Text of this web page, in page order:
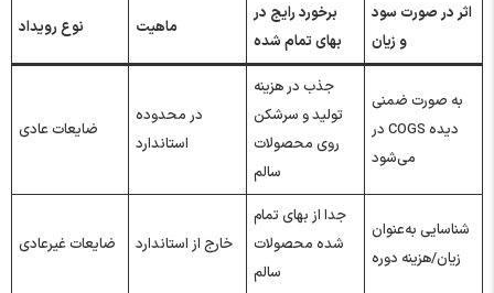
نوع رویداد ماهیت
برخورد رایج در
بهای تمام‌ شده
اثر در صورت سود
و زیان
ضایعات عادی
در محدوده
استاندارد
جذب در هزینه
تولید و سرشکن
روی محصولات
سالم
به‌ صورت ضمنی
در COGS دیده
می‌شود
ضایعات غیرعادی خارج از استاندارد
جدا از بهای تمام‌
شده محصولات
سالم
شناسایی به‌عنوان
زیان/هزینه دوره